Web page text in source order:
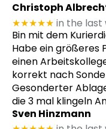
Christoph
★★★★★ in the last
Bin mit dem
Habe ein größeres
einen
korrekt nach
Gesonderter
die 3 mal klingeln
Sven Hinzmann